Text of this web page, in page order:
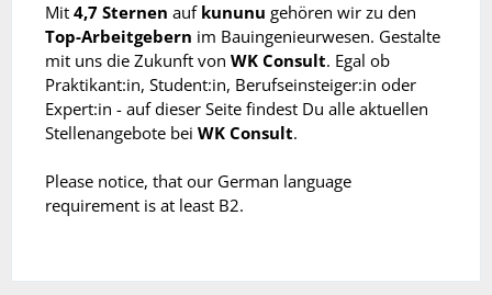
Mit4,7 Sternen aufkununu gehören wir zu den
Top-Arbeitgebern im Bauingenieurwesen. Gestalte
mit uns die Zukunft von WK Consult. Egal ob
Praktikant:in, Student:in, Berufseinsteiger:in oder
Expert:in - auf dieser Seite findest Du alle aktuellen
Stellenangebote bei WK Consult.
Please notice, that our German language
requirement is at least B2.